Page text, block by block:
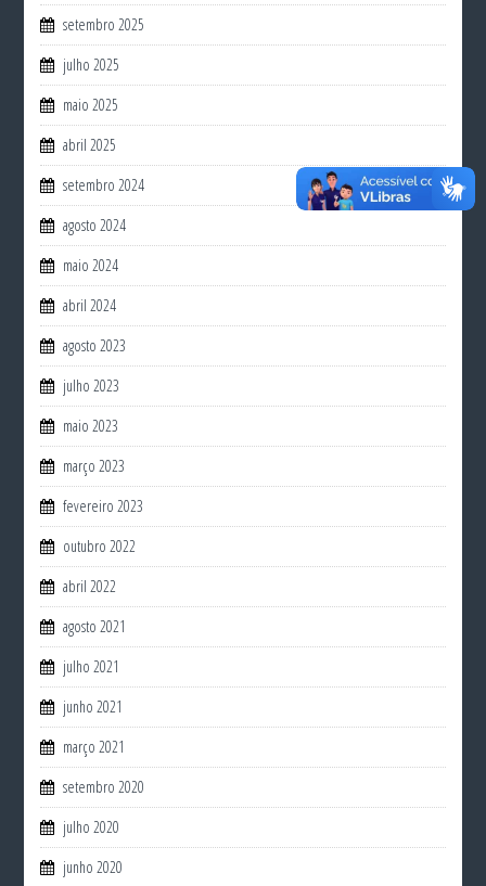
setembro 2025
julho 2025
maio 2025
abril 2025
setembro 2024
agosto 2024
maio 2024
abril 2024
agosto 2023
julho 2023
maio 2023
março 2023
fevereiro 2023
outubro 2022
abril 2022
agosto 2021
julho 2021
junho 2021
março 2021
setembro 2020
julho 2020
junho 2020